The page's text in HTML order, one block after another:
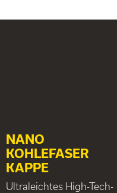
NANO
KOHLEFASER
KAPPE
Ultraleichtes High-Tech-